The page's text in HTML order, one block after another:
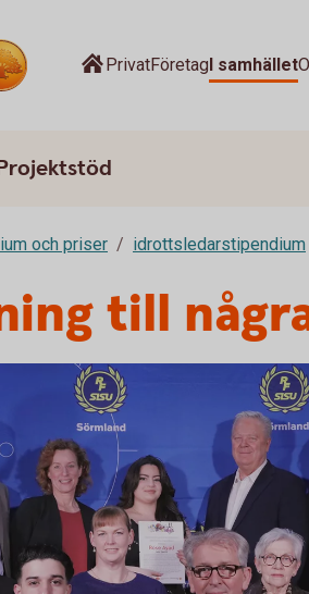
PrivatFöretagI samhället
och priser idrottsledarstipendium
till